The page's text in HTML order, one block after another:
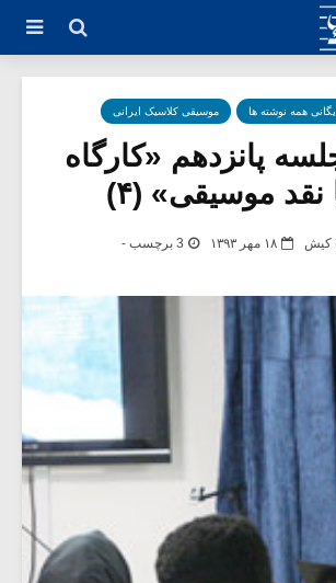
همه نوشته ها موسیقی کلاسیک ایرانی
پانزدهم «کارگاه
نقد موسیقی» (۴)
کیش ۱۸ مهر ۱۳۹۳ 3 برچسب -